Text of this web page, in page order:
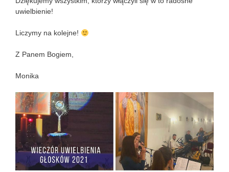
uwielbienie!
Liczymy na kolejne!
Z Panem Bogiem,
Monika